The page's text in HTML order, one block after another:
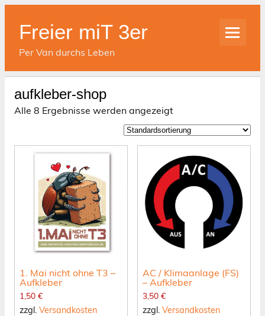
Skip
contentFreier miT 3er
Per Van durchs Leben
aufkleber-shop
Alle 8 Ergebnisse werden angezeigt
1. Mai nicht ohne T3 –
Aufkleber
1,50 €
zzgl. Versandkosten
AC / Klimaanlage (FS)
– Aufkleber
3,50 €
zzgl. Versandkosten